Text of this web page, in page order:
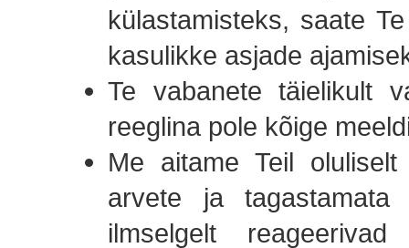
külastamisteks, saate
kasulikke asjade
Te vabanete täielikult
reeglina pole kõige
Me aitame Teil oluliselt
arvete ja
ilmselgelt